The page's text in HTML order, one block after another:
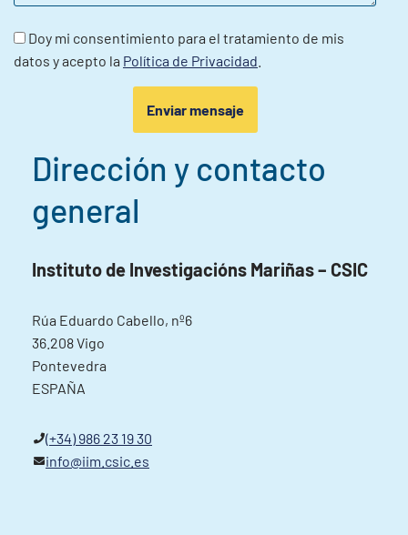
Doy mi consentimiento para el tratamiento de mis
datos y acepto la Política de Privacidad
Dirección y contacto
general
Instituto de Investigacións Mariñas – CSIC
Rúa Eduardo Cabello, nº6
36.208 Vigo
Pontevedra
ESPAÑA
(+34) 986 23 19 30
info@iim.csic.es